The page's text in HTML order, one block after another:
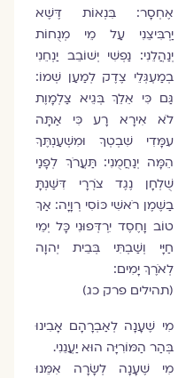
אֶחְסָר: בִּנְאוֹת דֶּשֶׁא
יַרְבִּיצֵנִי עַל מֵי מְנֻחוֹת
יְנַהֲלֵנִי: נַפְשִׁי יְשׁוֹבֵב יַנְחֵנִי
בְמַעְגְּלֵי צֶדֶק לְמַעַן שְׁמוֹ:
גַּם כִּי אֵלֵךְ בְּגֵיא צַלְמָוֶת
לֹא אִירָא רָע כִּי אַתָּה
עִמָּדִי שִׁבְטְךָ וּמִשְׁעַנְתֶּךָ
הֵמָּה יְנַחֲמֻנִי: תַּעֲרֹךְ לְפָנַי
שֻׁלְחָן נֶגֶד צֹרְרָי דִּשַּׁנְתָּ
בַשֶּׁמֶן רֹאשִׁי כּוֹסִי רְוָיָה: אַךְ
טוֹב וָחֶסֶד יִרְדְּפוּנִי כָּל יְמֵי
חַיָּי וְשַׁבְתִּי בְּבֵית יְהוָה
לְאֹרֶךְ יָמִים:
(תהילים פרק כג)
מִי שֶׁעָנָה לְאַבְרָהָם אָבִינוּ
בְּהַר הַמּוֺרִיָּה הוּא יַעֲנֵנִי.
מִי שֶׁעָנָה לְשָׂרָה אִמֵּנוּ